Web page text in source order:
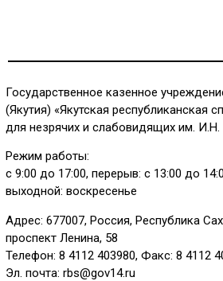
Государственное казенное
(Якутия) «Якутская республиканская
для незрячих и слабовидящих им.
Режим работы:
с 9:00 до 17:00, перерыв: с 13:00 до
выходной: воскресенье
Адрес: 677007, Россия, Республика
проспект Ленина, 58
Телефон: 8 4112 403980, Факс: 8 4112
Эл. почта: rbs@gov14.ru